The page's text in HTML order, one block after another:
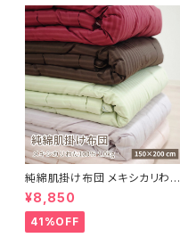
純綿肌掛け布団 メキシカリわた
1.0kg【ストライプサテン】
¥8,850
41%OFF